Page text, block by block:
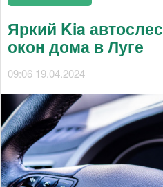
Яркий Kia
окон дома в Луге
09:06 19.04.2024